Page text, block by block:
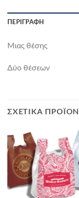
ΠΕΡΙΓΡΑΦΉ
Μιας θέσης
Δύο θέσεων
ΣΧΕΤΙΚΆ